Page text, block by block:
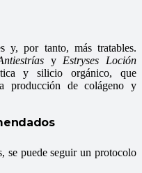
y, por tanto, más tratables.
y Estryses Loción
y silicio orgánico, que
producción de colágeno y
se puede seguir un protocolo